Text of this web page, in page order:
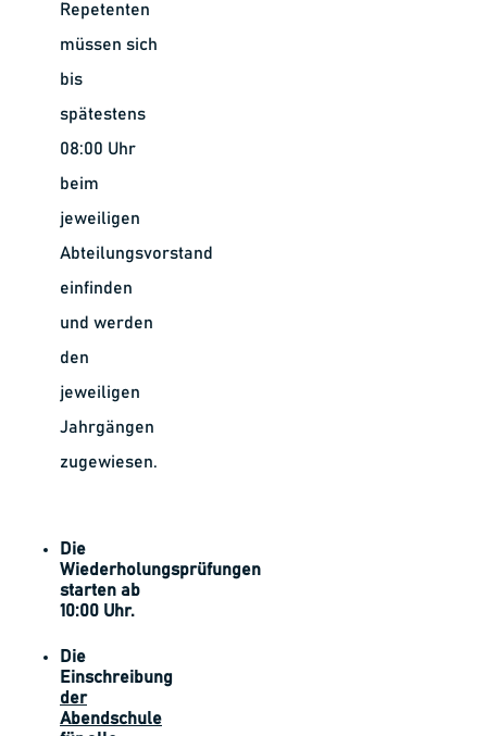
Repetenten
müssen sich
bis
spätestens
08:00 Uhr
beim
jeweiligen
Abteilungsvorstand
einfinden
und werden
den
jeweiligen
Jahrgängen
zugewiesen.
Die
Wiederholungsprüfungen
starten ab
10:00 Uhr.
Die
Einschreibung
der
Abendschule